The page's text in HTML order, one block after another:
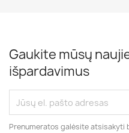
Gaukite mūsų
išpardavimus
Prenumeratos galėsite atsisakyti